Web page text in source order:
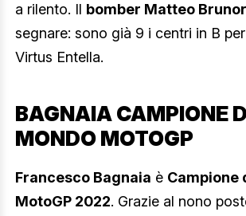
a rilento. Il bomber Matteo
segnare: sono già 9 i centri in B per
Virtus Entella.
BAGNAIA CAMPIONE
MONDO MOTOGP
Francesco Bagnaia è Campione
MotoGP 2022. Grazie al nono